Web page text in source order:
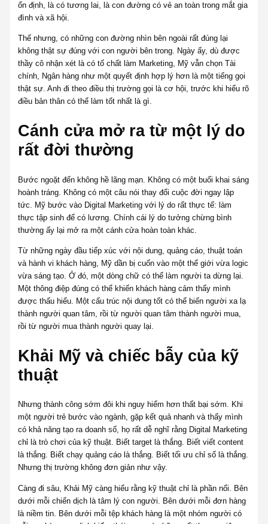
ổn định, là có tương lai, là con đường có vẻ an toàn trong mắt gia
đình và xã hội.
Thế nhưng, có những con đường nhìn bên ngoài rất đúng lại
không thật sự đúng với con người bên trong. Ngày ấy, dù được
thầy cô nhận xét là có tố chất làm Marketing, Mỹ vẫn chọn Tài
chính, Ngân hàng như một quyết định hợp lý hơn là một tiếng gọi
thật sự. Anh đi theo điều thị trường gọi là cơ hội, trước khi hiểu rõ
điều bản thân có thể làm tốt nhất là gì.
Cánh cửa mở ra từ một lý do
rất đời thường
Bước ngoặt đến không hề lãng mạn. Không có một buổi khai sáng
hoành tráng. Không có một câu nói thay đổi cuộc đời ngay lập
tức. Mỹ bước vào Digital Marketing với lý do rất thực tế: làm
thực tập sinh để có lương. Chính cái lý do tưởng chừng bình
thường ấy lại mở ra một cánh cửa hoàn toàn khác.
Từ những ngày đầu tiếp xúc với nội dung, quảng cáo, thuật toán
và hành vi khách hàng, Mỹ dần bị cuốn vào một thế giới vừa logic
vừa sáng tạo. Ở đó, một dòng chữ có thể làm người ta dừng lại.
Một thông điệp đúng có thể khiến khách hàng cảm thấy mình
được thấu hiểu. Một cấu trúc nội dung tốt có thể biến người xa lạ
thành người quan tâm, rồi từ người quan tâm thành người mua,
rồi từ người mua thành người quay lại.
Khải Mỹ và chiếc bẫy của kỹ
thuật
Nhưng thành công sớm đôi khi nguy hiểm hơn thất bại sớm. Khi
một người trẻ bước vào ngành, gặp kết quả nhanh và thấy mình
có khả năng tạo ra doanh số, họ rất dễ nghĩ rằng Digital Marketing
chỉ là trò chơi của kỹ thuật. Biết target là thắng. Biết viết content
là thắng. Biết chạy quảng cáo là thắng. Biết tối ưu chỉ số là thắng.
Nhưng thị trường không đơn giản như vậy.
Càng đi sâu, Khải Mỹ càng hiểu rằng kỹ thuật chỉ là phần nổi. Bên
dưới mỗi chiến dịch là tâm lý con người. Bên dưới mỗi đơn hàng
là niềm tin. Bên dưới mỗi tệp khách hàng là một nhóm người có